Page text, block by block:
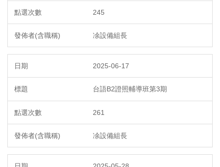
245
凃設備組長
2025-06-17
台語B2證照輔導班第3期
261
凃設備組長